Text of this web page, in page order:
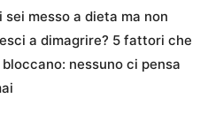
sei messo a dieta ma non
a dimagrire? 5 fattori che
nessuno ci pensa